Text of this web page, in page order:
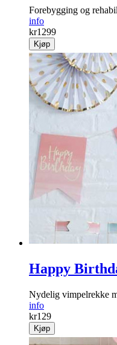
Forebygging og
info
kr1299
Kjøp
Happy
Nydelig vimpelrekke
info
kr129
Kjøp